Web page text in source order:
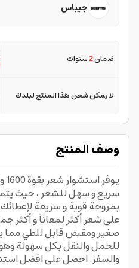
جيباس
ضمان2سنوات
لا يمكن شحن هذا المنتج لبلدك
وصف المنتج
سريع و سهل للشعر ، حيث
بمروحة قوية و سريعة
على شعر أكثر لمعاناً و أكثر
صغير ومقبض قابل للطي مما
للحمل والنقل بكل سهولة
والسفر. احصل على افضل